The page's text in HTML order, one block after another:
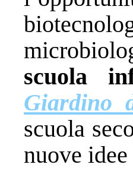
scuola
Giardino
scuola
nuove idee